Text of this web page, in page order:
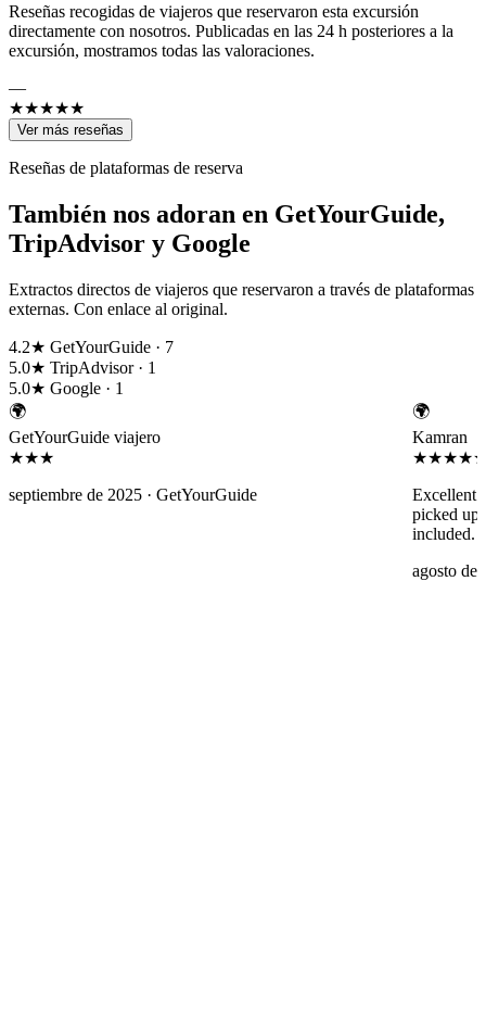
Reseñas recogidas de viajeros que reservaron esta excursión
directamente con nosotros. Publicadas en las 24 h posteriores a la
excursión, mostramos todas las valoraciones.
—
★★★★★
Ver más reseñas
Reseñas de plataformas de reserva
También nos adoran en GetYourGuide,
TripAdvisor y Google
Extractos directos de viajeros que reservaron a través de plataformas
externas. Con enlace al original.
4.2★ GetYourGuide · 7
5.0★ TripAdvisor · 1
5.0★ Google · 1
🌍
GetYourGuide viajero
★★★
septiembre de 2025 · GetYourGuide
🌍
Kamran
Excellent
picked up
included.
agosto de